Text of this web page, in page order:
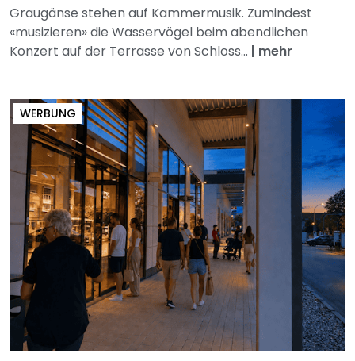
Graugänse stehen auf Kammermusik. Zumindest
«musizieren» die Wasservögel beim abendlichen
Konzert auf der Terrasse von Schloss... | mehr
WERBUNG